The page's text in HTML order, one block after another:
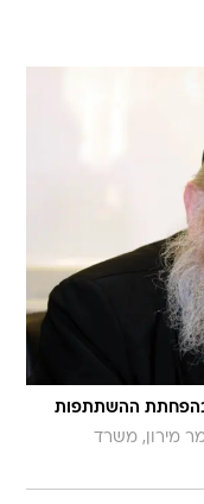
בהפחתת ההשתתפות
מירון, משרד